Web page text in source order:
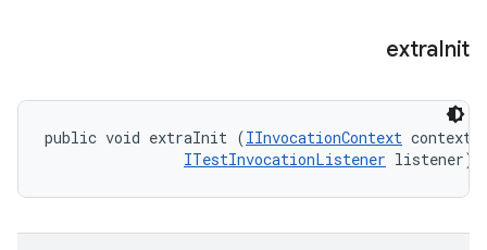
extraInit
public void extraInit (IInvocationContext
ITestInvocationListener listener)